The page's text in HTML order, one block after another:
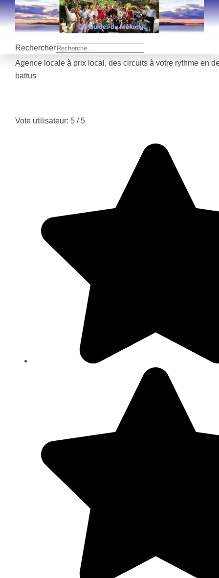
Rechercher
Agence locale à prix local, des circuits à votre rythme en
battus
Vote utilisateur: 5 / 5